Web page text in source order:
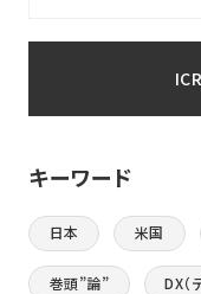
キーワード
日本 米国
巻頭”論” DX（